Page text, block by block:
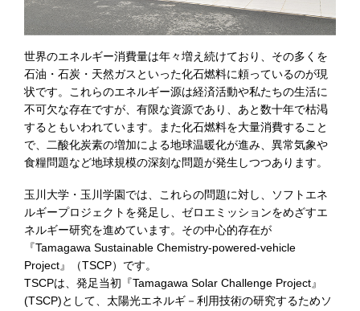
世界のエネルギー消費量は年々増え続けており、その多くを
石油・石炭・天然ガスといった化石燃料に頼っているのが現
状です。これらのエネルギー源は経済活動や私たちの生活に
不可欠な存在ですが、有限な資源であり、あと数十年で枯渇
するともいわれています。また化石燃料を大量消費すること
で、二酸化炭素の増加による地球温暖化が進み、異常気象や
食糧問題など地球規模の深刻な問題が発生しつつあります。
玉川大学・玉川学園では、これらの問題に対し、ソフトエネ
ルギープロジェクトを発足し、ゼロエミッションをめざすエ
ネルギー研究を進めています。その中心的存在が
『Tamagawa Sustainable Chemistry-powered-vehicle
Project』（TSCP）です。
TSCPは、発足当初『Tamagawa Solar Challenge Project』
(TSCP)として、太陽光エネルギ－利用技術の研究するためソ